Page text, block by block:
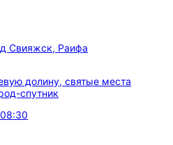
Свияжск, Раифа
долину, святые места
спутник
08:30